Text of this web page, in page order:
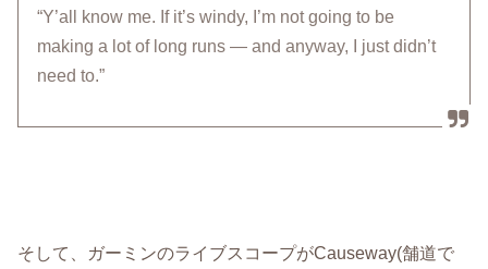
“Y’all know me. If it’s windy, I’m not going to be
making a lot of long runs — and anyway, I just didn’t
need to.”
そして、ガーミンのライブスコープがCauseway(舗道で